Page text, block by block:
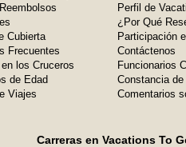
Cubierta
Frecuentes
los Cruceros
de Edad
Viajes
Perfil de
¿Por Qué
Participación
Contáctenos
Funcionarios
Constancia
Comentarios
Carreras en Vacations To